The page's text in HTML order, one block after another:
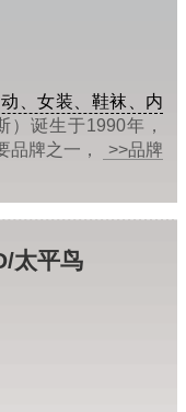
、女装、鞋袜、内
）诞生于1990年，
品牌之一，
>>品牌
太平鸟